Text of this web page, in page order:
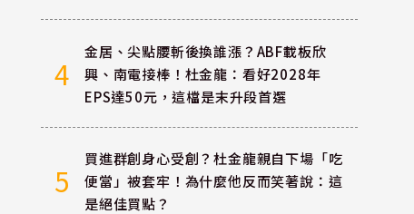
4
金居、尖點腰斬後換誰漲？ABF載板欣
興、南電接棒！杜金龍：看好2028年
EPS達50元，這檔是末升段首選
5
買進群創身心受創？杜金龍親自下場「吃
便當」被套牢！為什麼他反而笑著說：這
是絕佳買點？